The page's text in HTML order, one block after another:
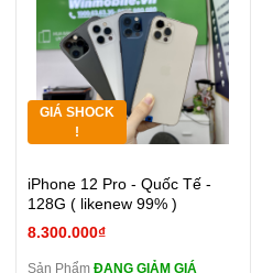
GIÁ SHOCK
!
iPhone 12 Pro - Quốc Tế -
128G ( likenew 99% )
8.300.000₫
Sản Phẩm ĐANG GIẢM GIÁ